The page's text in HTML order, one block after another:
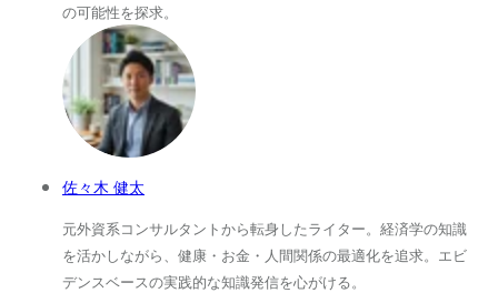
の可能性を探求。
佐々木 健太
元外資系コンサルタントから転身したライター。経済学の知識
を活かしながら、健康・お金・人間関係の最適化を追求。エビ
デンスベースの実践的な知識発信を心がける。